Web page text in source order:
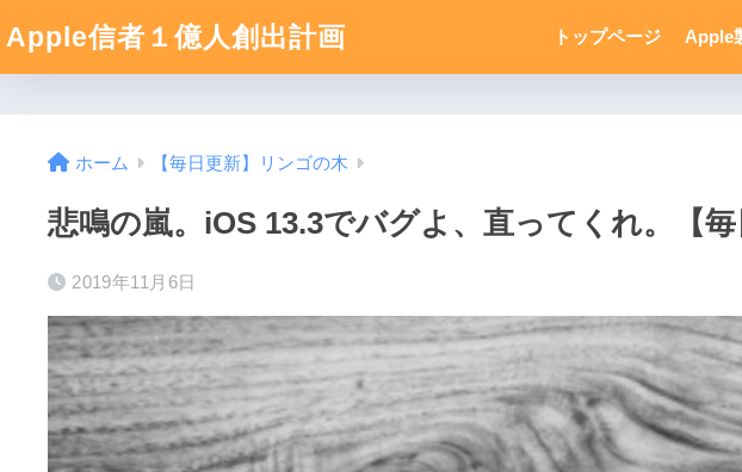
Apple信者１億人創出計画 トップページ Apple
ホーム 【毎日更新】リンゴの木
悲鳴の嵐。iOS 13.3でバグよ、直ってくれ。【毎
2019年11月6日